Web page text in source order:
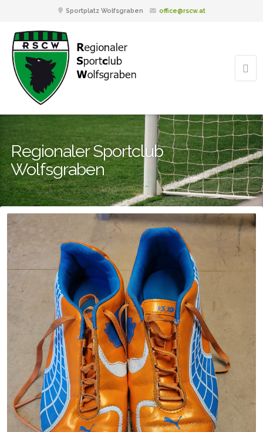
Sportplatz Wolfsgraben office@rscw.at
Regionaler Sportclub
Wolfsgraben